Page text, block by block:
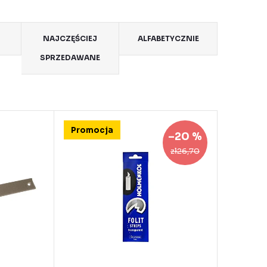
NAJCZĘŚCIEJ
SPRZEDAWANE
ALFABETYCZNIE
Promocja
zł26,70
–20 %